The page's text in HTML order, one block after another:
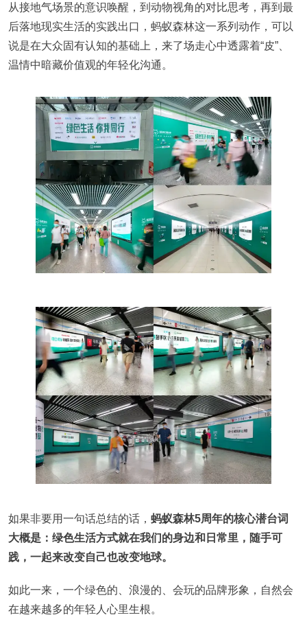
从接地气场景的意识唤醒，到动物视角的对比思考，再到最
后落地现实生活的实践出口，蚂蚁森林这一系列动作，可以
说是在大众固有认知的基础上，来了场走心中透露着“皮”、
温情中暗藏价值观的年轻化沟通。
如果非要用一句话总结的话， 蚂蚁森林5周年的核心潜台词
大概是：绿色生活方式就在我们的身边和日常里，随手可
践，一起来改变自己也改变地球。
如此一来，一个绿色的、浪漫的、会玩的品牌形象，自然会
在越来越多的年轻人心里生根。